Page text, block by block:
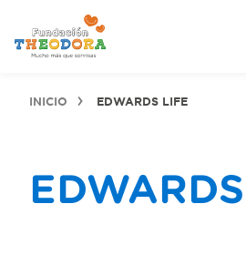
INICIO EDWARDS LIFE